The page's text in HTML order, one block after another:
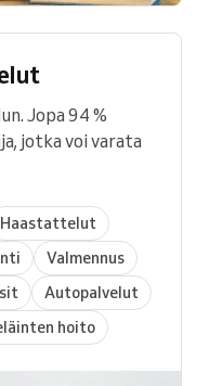
Jopa 94 %
jotka voi varata
Haastattelut
Valmennus
Autopalvelut
hoito